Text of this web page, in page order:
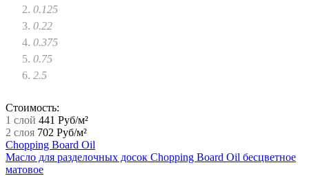
0.125
0.22
0.375
0.75
2.5
Стоимость:
1 слой 441 Руб/м²
2 слоя 702 Руб/м²
Chopping Board Oil
Масло для разделочных досок Chopping Board Oil бесцветное
матовое